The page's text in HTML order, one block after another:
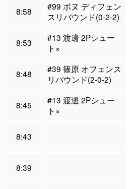
8:58
#99 ボヌ ディフェン
スリバウンド(0-2-2)
8:53
#13 渡邊 2Pシュー
ト×
8:48
#39 篠原 オフェンス
リバウンド(2-0-2)
8:45
#13 渡邊 2Pシュー
ト×
8:43
8:39